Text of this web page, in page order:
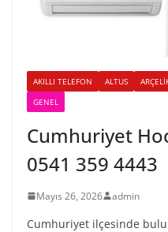
AKILLI TELEFON ALTUS
GENEL
Cumhuriyet
0541 359 4443
Mayıs 26, 2026 admin
Cumhuriyet ilçesinde